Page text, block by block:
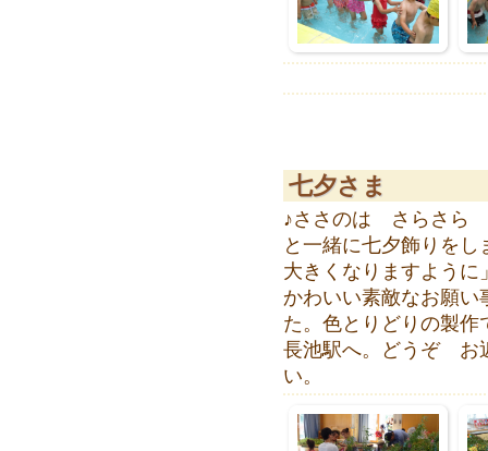
七夕さま
♪ささのは さらさら
と一緒に七夕飾りを
大きくなりますよう
かわいい素敵なお願
た。色とりどりの製
長池駅へ。どうぞ お
い。